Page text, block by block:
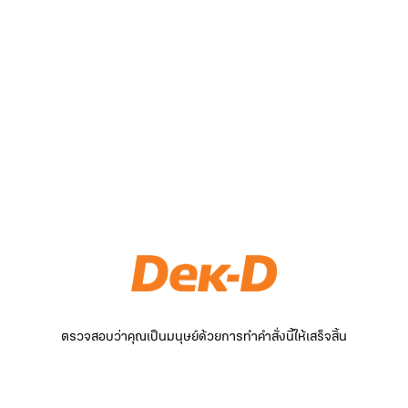
ตรวจสอบว่าคุณเป็นมนุษย์ด้วยการทำคำสั่งนี้ให้เสร็จสิ้น